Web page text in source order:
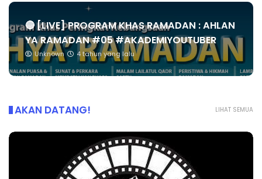
🔴 [LIVE] PROGRAM KHAS RAMADAN : AHLAN
YA RAMADAN #05 #AKADEMIYOUTUBER
Unknown 4 tahun yang lalu
LIHAT SEMUA
AKAN DATANG!